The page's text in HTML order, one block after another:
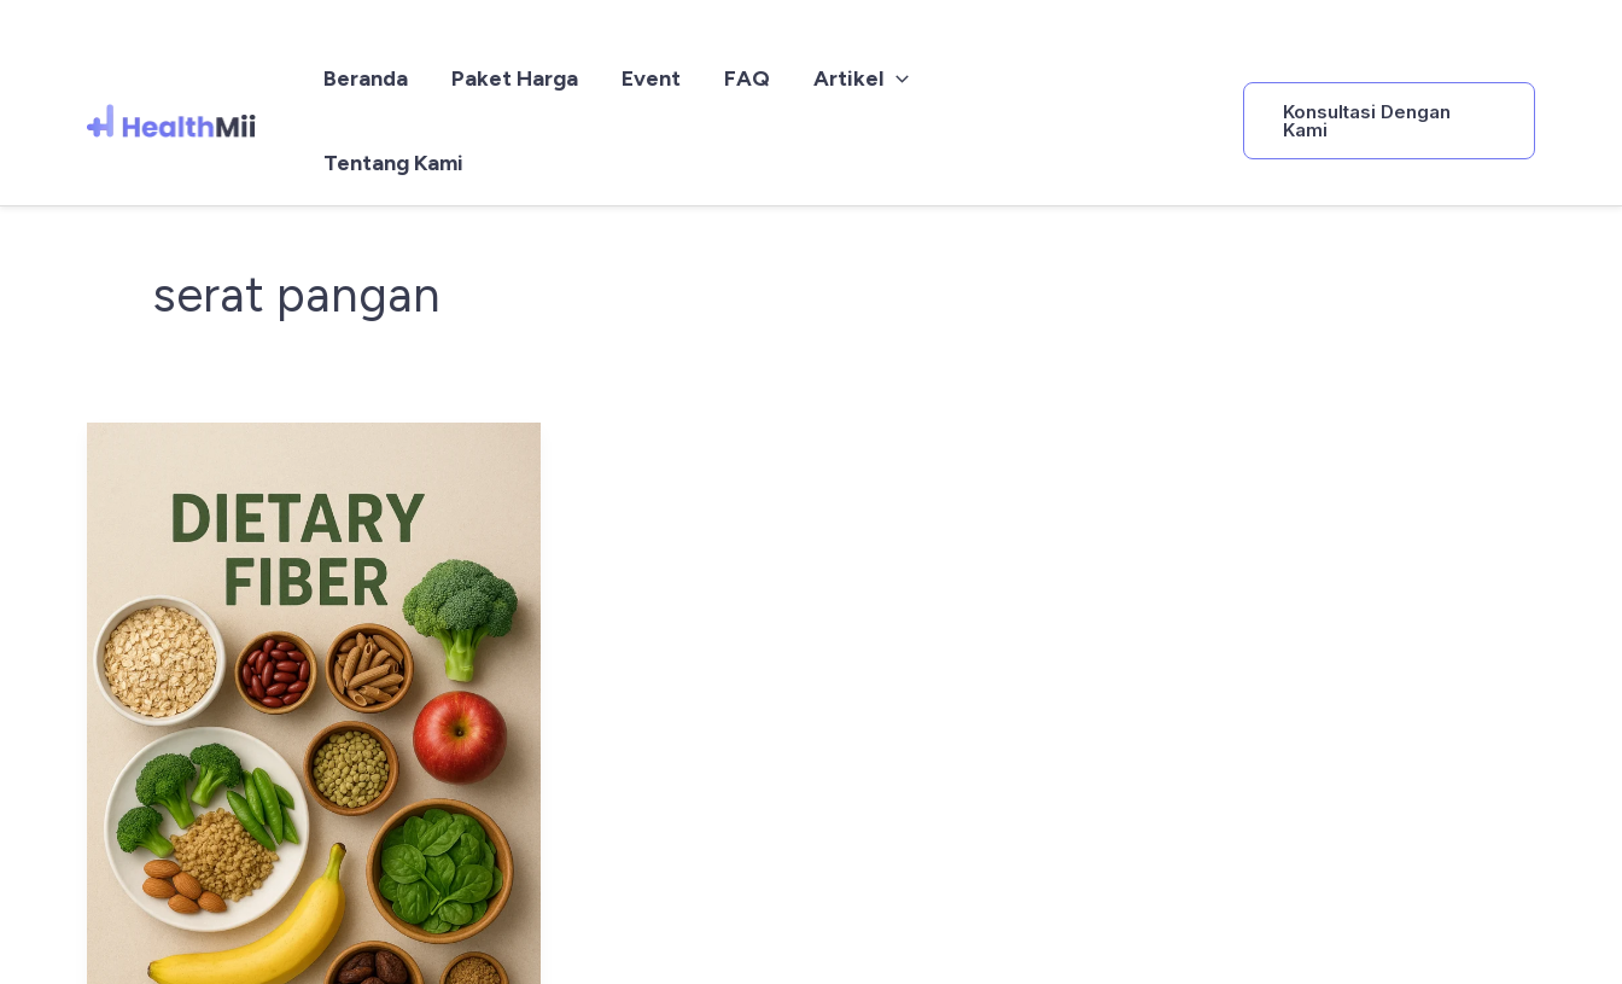
Beranda Paket Harga Event FAQ Artikel
Tentang Kami
Konsultasi Dengan
Kami
serat pangan